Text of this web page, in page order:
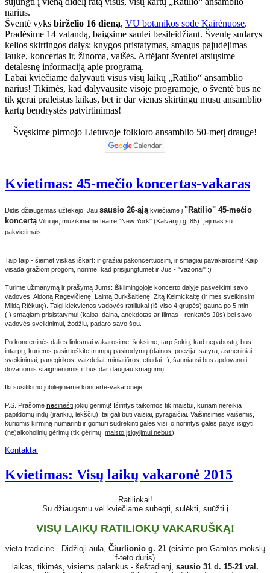
narius.
Šventė vyks birželio 16 dieną, VU botanikos sode Kairėnuose.
Pradėsime 14 valandą, baigsime saulei besileidžiant. Šventę sudarys
kelios skirtingos dalys: knygos pristatymas, smagus pajudėjimas
lauke, koncertas ir, žinoma, vaišės. Artėjant šventei atsiųsime
detalesnę informaciją apie programą.
Labai kviečiame dalyvauti visus visų laikų „Ratilio“ ansamblio
narius! Tikimės, kad dalyvausite visoje programoje, o šventė bus ne
tik gerai praleistas laikas, bet ir dar vienas skirtingų mūsų ansamblio
kartų bendrystės patvirtinimas!
Švęskime pirmojo Lietuvoje folkloro ansamblio 50-metį drauge!
Kvietimas: 45-mečio koncertas-vakaras
Didis džiaugsmas užtekėjo! Jau sausio 26-ąją kviečiame į "Ratilio" 45-mečio
koncertą Vilniuje, muzikiniame teatre "New York" (Kalvarijų g. 85). Įėjimas su
pakvietimais.
Taip taip - šiemet viskas iškart: ir gražiai pakoncertuosim, ir smagiai pavakarosim! Kaip
visada gražiom progom, norime, kad prisijungtumėt ir Jūs - "vazonai" :)
Turime užmanymą ir prašymą Jums: iškilmingojoje koncerto dalyje pasveikinti savo
vadoves: Aldoną Ragevičienę, Laimą Burkšaitienę, Zitą Kelmickaitę (ir mes sveikinsim
Mildą Ričkutę). Taigi kiekvienos vadovės ratiliukai (iš viso 4 grupės) gauna po 5 min
(!) smagiam prisistatymui (kalba, daina, anekdotas ar filmas - renkatės Jūs) bei savo
vadovės sveikinimui, žodžiu, padaro savo šou.
Po koncertinės dalies linksmai vakarosime, šoksime; tarp šokių, kad nepabostų, bus
intarpų, kuriems pasiruoškite trumpų pasirodymų (dainos, poezija, satyra, asmeniniai
sveikinimai, panegirikos, vaizdeliai, miniatiūros, etiudai...), šauniausi bus apdovanoti
dovanomis staigmenomis ir bus dar daugiau smagumų!
Iki susitikimo jubiliejiniame koncerte-vakaronėje!
P.S. Prašome nesinešti jokių gėrimų! Išimtys taikomos tik maistui, kuriam nereikia
papildomų indų (įrankių, lėkščių), tai gali būti vaisiai, pyragaičiai. Vaišinsimės vaišėmis,
kuriomis kirminą numarinti ir gomurį sudrėkinti galės visi, o norintys galės patys įsigyti
(ne)alkoholinių gėrimų (tik gėrimų, maisto įsigyjimui nebus).
Kontaktai
Kvietimas: Visų laikų vakaronė 2015
Ratiliokai!
Su džiaugsmu vėl kviečiame subėgti, sulėkti, suūžti į
VISŲ LAIKŲ RATILIOKŲ VAKARUŠKĄ!
vieta tradicinė - Didžioji aula, Čiurlionio g. 21(eisime pro Gamtos mokslų
f-teto duris)
laikas, tikimės, visiems palankus - šeštadienį, sausio 31 d. 15-21 val.